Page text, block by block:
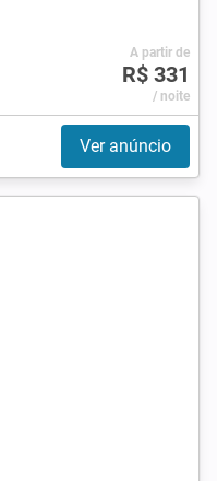
A partir de
R$ 331
/ noite
Ver anúncio